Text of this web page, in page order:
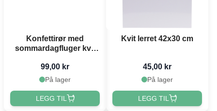
Konfettirør med
sommardagfluger kvit
99,00 kr
På lager
LEGG TIL
Kvit lerret 42x30 cm
45,00 kr
På lager
LEGG TIL